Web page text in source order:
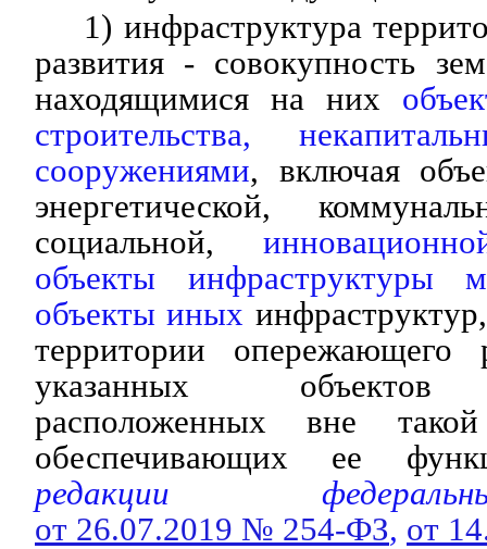
1) инфраструктура
развития - совокупность
находящимися на них
строительства,
сооружениями, включая
энергетической,
социальной,
объекты инфраструктуры
объекты иных
территории опережающего
указанных объектов
расположенных вне
обеспечивающих ее
редакции
от 26.07.2019 № 254-ФЗ, от